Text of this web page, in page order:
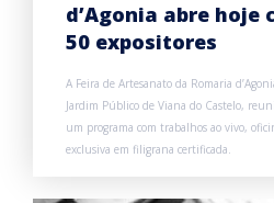
d’Agonia abre hoje
50 expositores
A Feira de Artesanato da Romaria
Jardim Público de Viana do Castelo,
um programa com trabalhos ao vivo,
exclusiva em filigrana certificada.